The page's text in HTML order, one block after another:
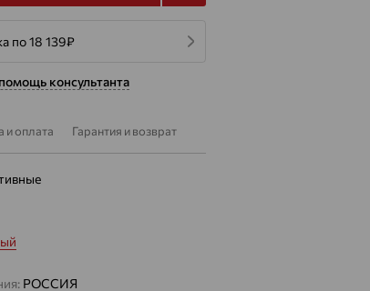
по 18 139₽
консультанта
и оплата Гарантия и возврат
РОССИЯ